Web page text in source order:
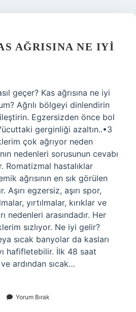
AĞRISINA NE IYI
geçer? Kas ağrısına ne iyi
Ağrılı bölgeyi dinlendirin
Egzersizden önce bol
gerginliği azaltın..•3
çok ağrıyor neden
nedenleri sorusunun cevabı
Romatizmal hastalıklar
ağrısının en sık görülen
Aşırı egzersiz, aşırı spor,
yırtılmalar, kırıklar ve
nedenleri arasındadır. Her
sızlıyor. Ne iyi gelir?
sıcak banyolar da kasları
hafifletebilir. İlk 48 saat
ardından sıcak…
Yorum Bırak